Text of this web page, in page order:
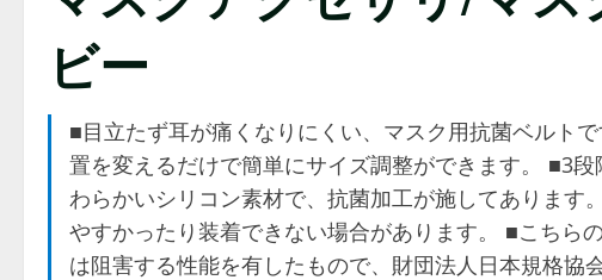
ビー
■目立たず耳が痛くなりにくい、マスク用抗菌ベルト
置を変えるだけで簡単にサイズ調整ができます。 ■3
わらかいシリコン素材で、抗菌加工が施してありま
やすかったり装着できない場合があります。 ■こちら
は阻害する性能を有したもので、財団法人日本規格協